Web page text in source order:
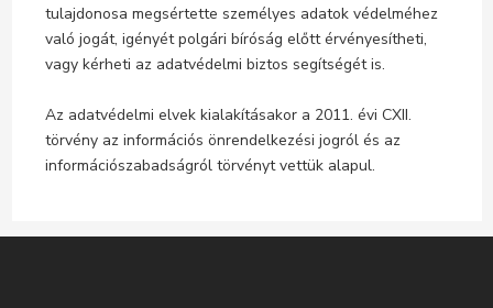
tulajdonosa megsértette személyes adatok védelméhez
való jogát, igényét polgári bíróság előtt érvényesítheti,
vagy kérheti az adatvédelmi biztos segítségét is.
Az adatvédelmi elvek kialakításakor a 2011. évi CXII.
törvény az információs önrendelkezési jogról és az
információszabadságról törvényt vettük alapul.